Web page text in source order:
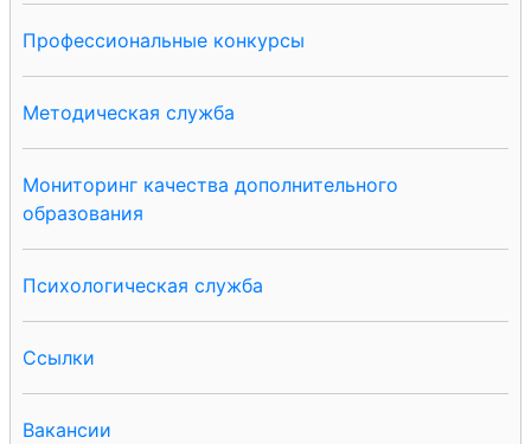
Профессиональные конкурсы
Методическая служба
Мониторинг качества дополнительного
образования
Психологическая служба
Ссылки
Вакансии